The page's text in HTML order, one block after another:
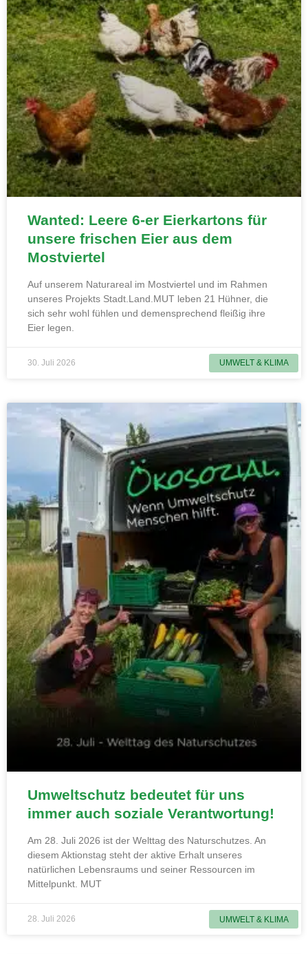
UMWELT & KLIMA
Wanted: Leere 6-er Eierkartons für
unsere frischen Eier aus dem
Mostviertel
Auf unserem Naturareal im Mostviertel und im Rahmen
unseres Projekts Stadt.Land.MUT leben 21 Hühner, die
sich sehr wohl fühlen und demensprechend fleißig ihre
Eier legen.
30. Juli 2026
UMWELT & KLIMA
Umweltschutz bedeutet für uns
immer auch soziale Verantwortung!
Am 28. Juli 2026 ist der Welttag des Naturschutzes. An
diesem Aktionstag steht der aktive Erhalt unseres
natürlichen Lebensraums und seiner Ressourcen im
Mittelpunkt. MUT
28. Juli 2026